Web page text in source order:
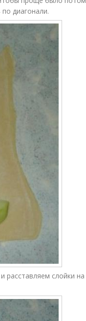
диагонали.
расставляем слойки на